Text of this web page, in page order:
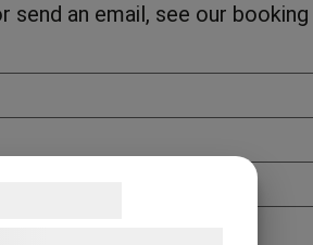
an email, see our